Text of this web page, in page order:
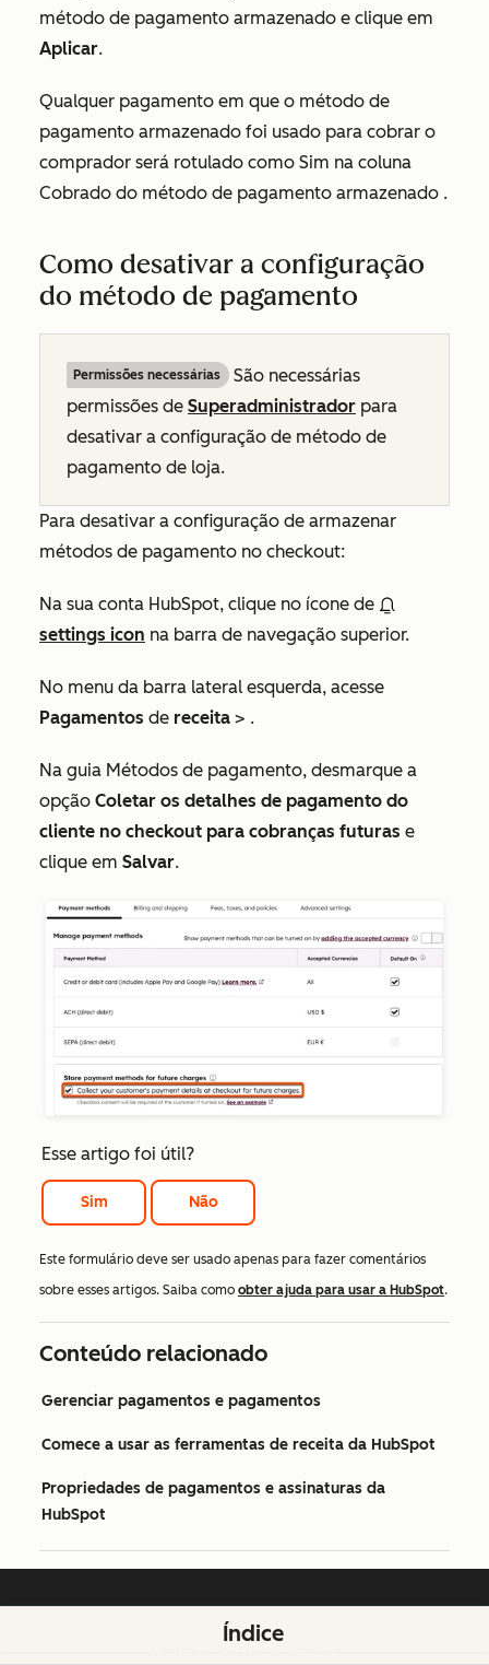
método de pagamento armazenado e clique em
Aplicar.
Qualquer pagamento em que o método de
pagamento armazenado foi usado para cobrar o
comprador será rotulado como Sim na coluna
Cobrado do método de pagamento armazenado .
Como desativar a configuração
do método de pagamento
Permissões necessárias
São necessárias
permissões de Superadministrador para
desativar a configuração de método de
pagamento de loja.
Para desativar a configuração de armazenar
métodos de pagamento no checkout:
Na sua conta HubSpot, clique no ícone de
settings icon na barra de navegação superior.
No menu da barra lateral esquerda, acesse
Pagamentos de receita > .
Na guia Métodos de pagamento, desmarque a
opção Coletar os detalhes de pagamento do
cliente no checkout para cobranças futuras e
clique em Salvar.
Esse artigo foi útil?
Sim Não
Este formulário deve ser usado apenas para fazer comentários
sobre esses artigos. Saiba como obter ajuda para usar a HubSpot.
Conteúdo relacionado
Gerenciar pagamentos e pagamentos
Comece a usar as ferramentas de receita da HubSpot
Propriedades de pagamentos e assinaturas da
HubSpot
Índice